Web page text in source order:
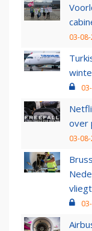
03-
over
03-